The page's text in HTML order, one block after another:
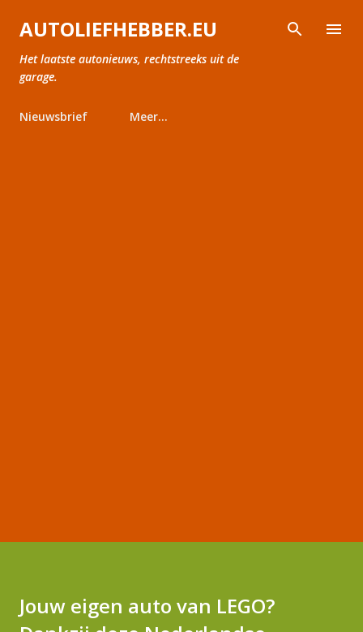
Doorgaan naar hoofdcontent
AUTOLIEFHEBBER.EU
Het laatste autonieuws, rechtstreeks uit de
garage.
Nieuwsbrief Meer…
Jouw eigen auto van LEGO?